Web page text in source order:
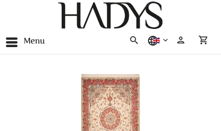
Menu english